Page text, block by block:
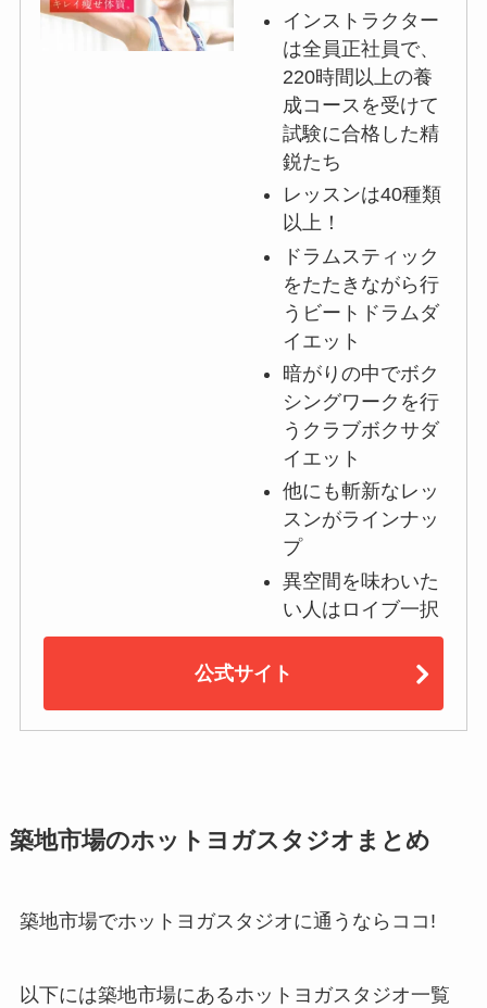
インストラクター
は全員正社員で、
220時間以上の養
成コースを受けて
試験に合格した精
鋭たち
レッスンは40種類
以上！
ドラムスティック
をたたきながら行
うビートドラムダ
イエット
暗がりの中でボク
シングワークを行
うクラブボクサダ
イエット
他にも斬新なレッ
スンがラインナッ
プ
異空間を味わいた
い人はロイブ一択
公式サイト
築地市場のホットヨガスタジオまとめ
築地市場でホットヨガスタジオに通うならココ!
以下には築地市場にあるホットヨガスタジオ一覧